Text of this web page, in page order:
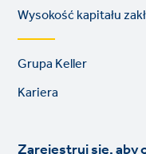
Wysokość kapitału
Footer
links
Grupa Keller
Kariera